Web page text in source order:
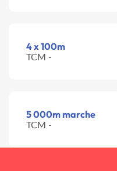
4 x 100m
TCM -
5 000m marche
TCM -